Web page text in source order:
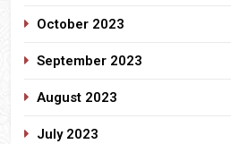
October 2023
September 2023
August 2023
July 2023